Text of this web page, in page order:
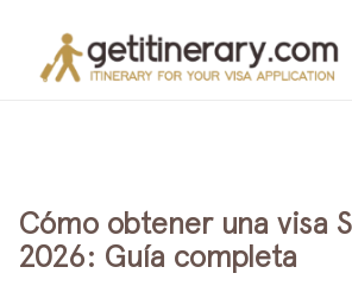
Cómo obtener una visa
2026: Guía completa